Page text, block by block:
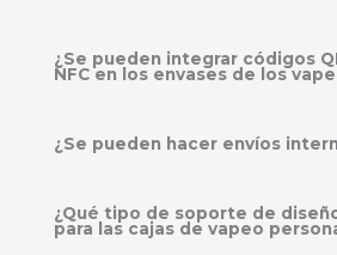
¿Se pueden integrar códigos
NFC en los envases de los
¿Se pueden hacer envíos
¿Qué tipo de soporte de
para las cajas de vapeo